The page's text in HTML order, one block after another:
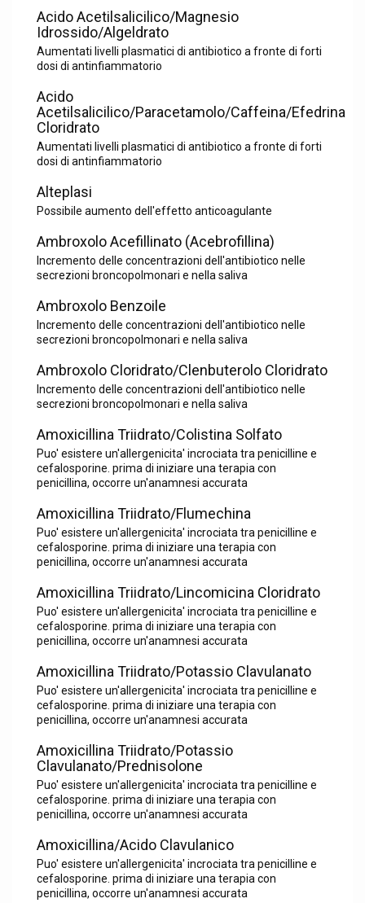
Acido Acetilsalicilico/Magnesio
Idrossido/Algeldrato
Aumentati livelli plasmatici di antibiotico a fronte di forti
dosi di antinfiammatorio
Acido
Acetilsalicilico/Paracetamolo/Caffeina/Efedrina
Cloridrato
Aumentati livelli plasmatici di antibiotico a fronte di forti
dosi di antinfiammatorio
Alteplasi
Possibile aumento dell'effetto anticoagulante
Ambroxolo Acefillinato (Acebrofillina)
Incremento delle concentrazioni dell'antibiotico nelle
secrezioni broncopolmonari e nella saliva
Ambroxolo Benzoile
Incremento delle concentrazioni dell'antibiotico nelle
secrezioni broncopolmonari e nella saliva
Ambroxolo Cloridrato/Clenbuterolo Cloridrato
Incremento delle concentrazioni dell'antibiotico nelle
secrezioni broncopolmonari e nella saliva
Amoxicillina Triidrato/Colistina Solfato
Puo' esistere un'allergenicita' incrociata tra penicilline e
cefalosporine. prima di iniziare una terapia con
penicillina, occorre un'anamnesi accurata
Amoxicillina Triidrato/Flumechina
Puo' esistere un'allergenicita' incrociata tra penicilline e
cefalosporine. prima di iniziare una terapia con
penicillina, occorre un'anamnesi accurata
Amoxicillina Triidrato/Lincomicina Cloridrato
Puo' esistere un'allergenicita' incrociata tra penicilline e
cefalosporine. prima di iniziare una terapia con
penicillina, occorre un'anamnesi accurata
Amoxicillina Triidrato/Potassio Clavulanato
Puo' esistere un'allergenicita' incrociata tra penicilline e
cefalosporine. prima di iniziare una terapia con
penicillina, occorre un'anamnesi accurata
Amoxicillina Triidrato/Potassio
Clavulanato/Prednisolone
Puo' esistere un'allergenicita' incrociata tra penicilline e
cefalosporine. prima di iniziare una terapia con
penicillina, occorre un'anamnesi accurata
Amoxicillina/Acido Clavulanico
Puo' esistere un'allergenicita' incrociata tra penicilline e
cefalosporine. prima di iniziare una terapia con
penicillina, occorre un'anamnesi accurata